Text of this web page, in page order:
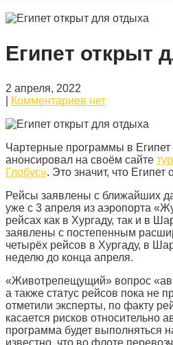
Египет открыт
2 апреля, 2022
Комментариев нет
Чартерные программы в
анонсировал на своём сайте
Глобус». Это значит, что Египет
Рейсы заявлены с ближайших
уже с 3 апреля из аэропорта
рейсах как в Хургаду, так и в
заявлены с постепенным
четырёх рейсов в Хургаду, в
неделю до конца апреля.
«Животрепещущий» вопрос
а также статус рейсов пока не
отметили эксперты, по факту
касается рисков относительно
программа будет выполняться
известно, что во флоте